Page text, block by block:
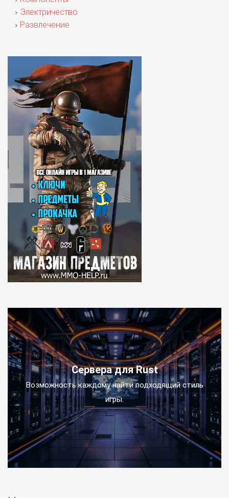
Электричество
Развлечение
Сервера для Rust
Возможность каждому найти подходящий стиль
игры.